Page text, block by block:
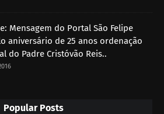
Mensagem do Portal São Felipe
aniversário de 25 anos ordenação
do Padre Cristóvão Reis..
Popular Posts